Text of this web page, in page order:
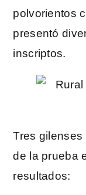
polvorientos
presentó
inscriptos.
Tres gilenses
de la prueba
resultados: